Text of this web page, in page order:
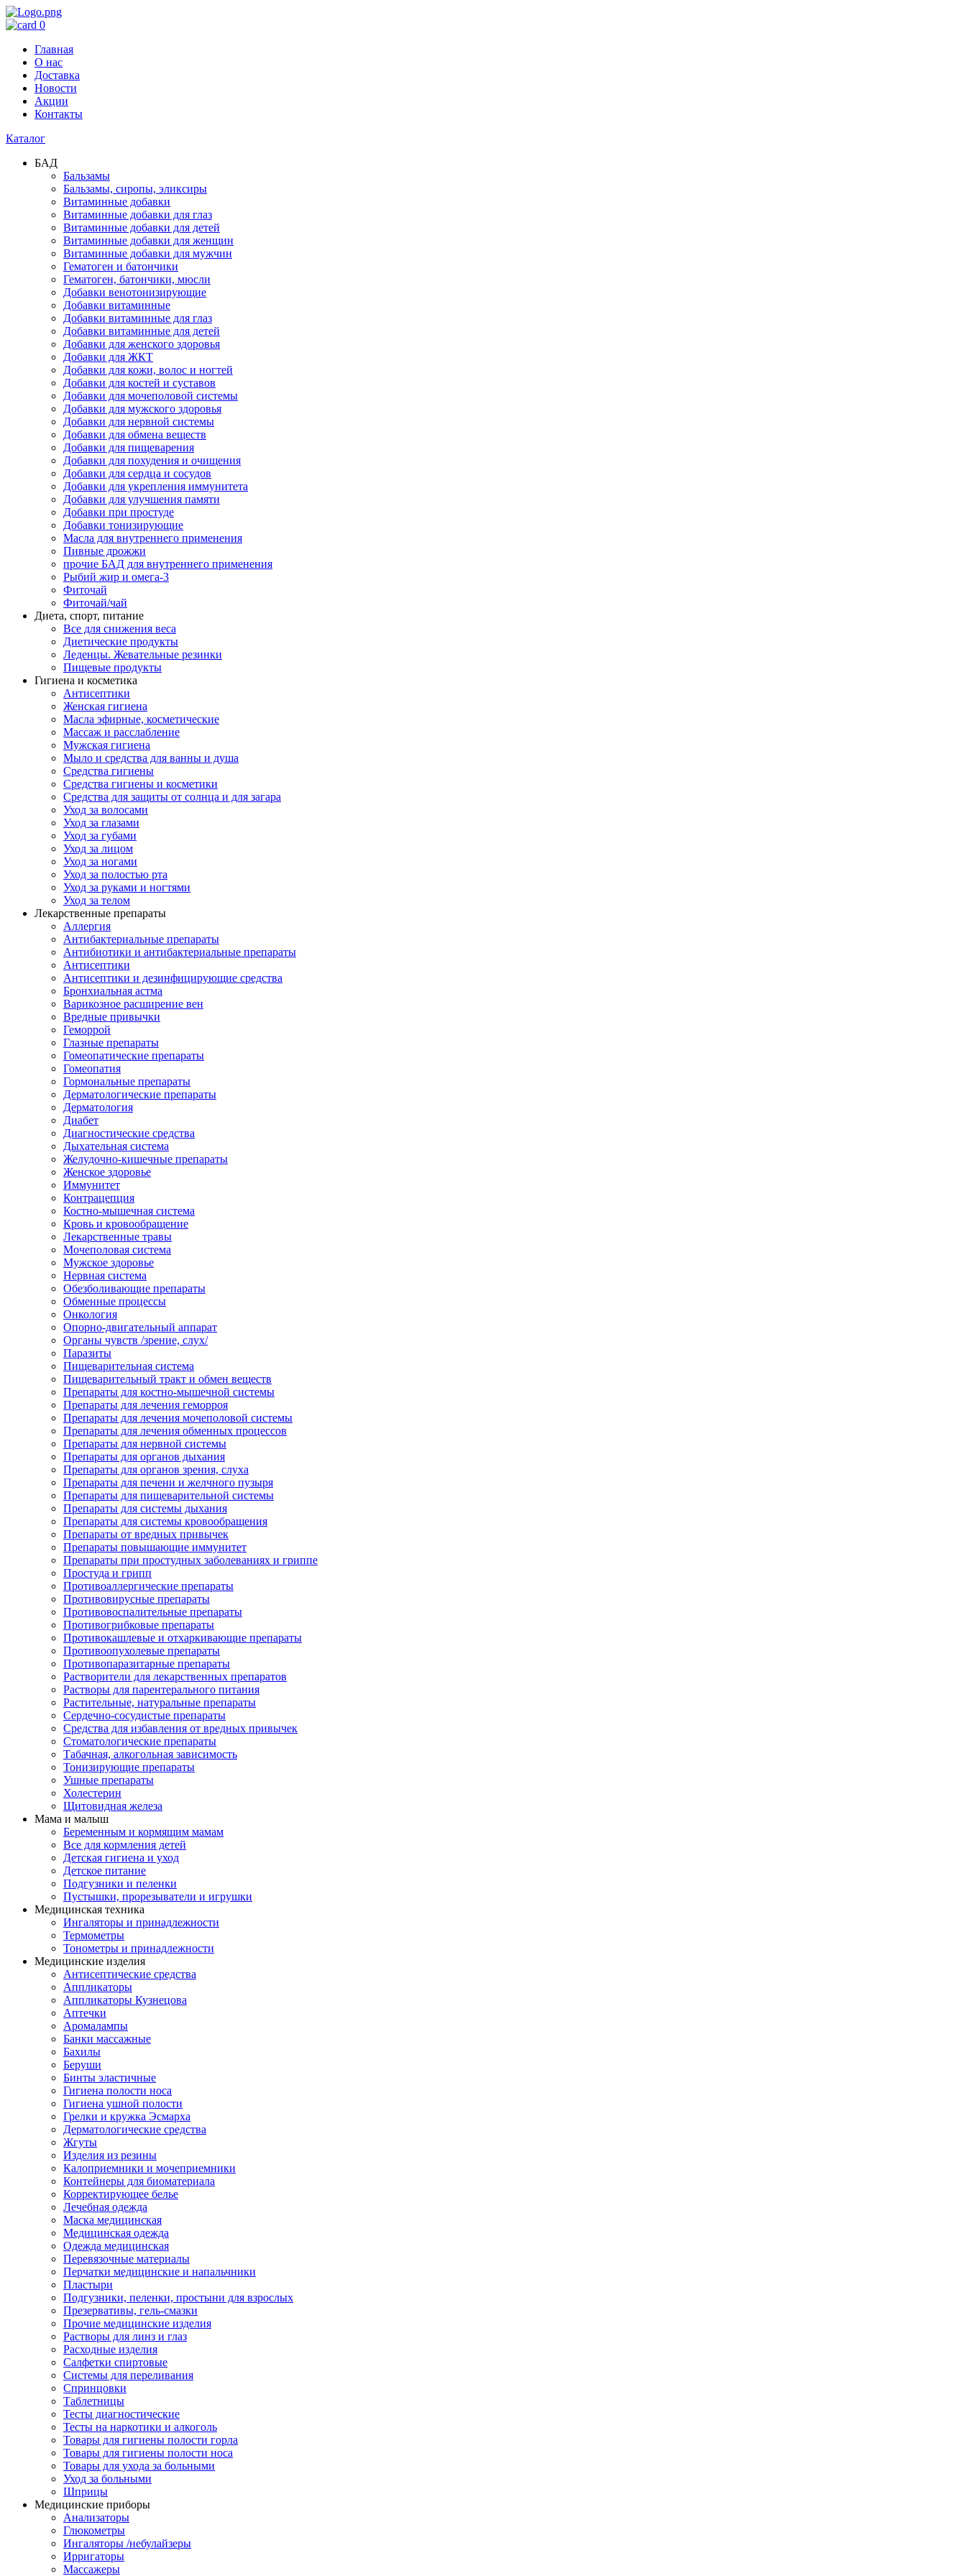
0
Главная
О нас
Доставка
Новости
Акции
Контакты
Каталог
БАД
Бальзамы
Бальзамы, сиропы, эликсиры
Витаминные добавки
Витаминные добавки для глаз
Витаминные добавки для детей
Витаминные добавки для женщин
Витаминные добавки для мужчин
Гематоген и батончики
Гематоген, батончики, мюсли
Добавки венотонизирующие
Добавки витаминные
Добавки витаминные для глаз
Добавки витаминные для детей
Добавки для женского здоровья
Добавки для ЖКТ
Добавки для кожи, волос и ногтей
Добавки для костей и суставов
Добавки для мочеполовой системы
Добавки для мужского здоровья
Добавки для нервной системы
Добавки для обмена веществ
Добавки для пищеварения
Добавки для похудения и очищения
Добавки для сердца и сосудов
Добавки для укрепления иммунитета
Добавки для улучшения памяти
Добавки при простуде
Добавки тонизирующие
Масла для внутреннего применения
Пивные дрожжи
прочие БАД для внутреннего применения
Рыбий жир и омега-3
Фиточай
Фиточай/чай
Диета, спорт, питание
Все для снижения веса
Диетические продукты
Леденцы. Жевательные резинки
Пищевые продукты
Гигиена и косметика
Антисептики
Женская гигиена
Масла эфирные, косметические
Массаж и расслабление
Мужская гигиена
Мыло и средства для ванны и душа
Средства гигиены
Средства гигиены и косметики
Средства для защиты от солнца и для загара
Уход за волосами
Уход за глазами
Уход за губами
Уход за лицом
Уход за ногами
Уход за полостью рта
Уход за руками и ногтями
Уход за телом
Лекарственные препараты
Аллергия
Антибактериальные препараты
Антибиотики и антибактериальные препараты
Антисептики
Антисептики и дезинфицирующие средства
Бронхиальная астма
Варикозное расширение вен
Вредные привычки
Геморрой
Глазные препараты
Гомеопатические препараты
Гомеопатия
Гормональные препараты
Дерматологические препараты
Дерматология
Диабет
Диагностические средства
Дыхательная система
Желудочно-кишечные препараты
Женское здоровье
Иммунитет
Контрацепция
Костно-мышечная система
Кровь и кровообращение
Лекарственные травы
Мочеполовая система
Мужское здоровье
Нервная система
Обезболивающие препараты
Обменные процессы
Онкология
Опорно-двигательный аппарат
Органы чувств /зрение, слух/
Паразиты
Пищеварительная система
Пищеварительный тракт и обмен веществ
Препараты для костно-мышечной системы
Препараты для лечения геморроя
Препараты для лечения мочеполовой системы
Препараты для лечения обменных процессов
Препараты для нервной системы
Препараты для органов дыхания
Препараты для органов зрения, слуха
Препараты для печени и желчного пузыря
Препараты для пищеварительной системы
Препараты для системы дыхания
Препараты для системы кровообращения
Препараты от вредных привычек
Препараты повышающие иммунитет
Препараты при простудных заболеваниях и гриппе
Простуда и грипп
Противоаллергические препараты
Противовирусные препараты
Противовоспалительные препараты
Противогрибковые препараты
Противокашлевые и отхаркивающие препараты
Противоопухолевые препараты
Противопаразитарные препараты
Растворители для лекарственных препаратов
Растворы для парентерального питания
Растительные, натуральные препараты
Сердечно-сосудистые препараты
Средства для избавления от вредных привычек
Стоматологические препараты
Табачная, алкогольная зависимость
Тонизирующие препараты
Ушные препараты
Холестерин
Щитовидная железа
Мама и малыш
Беременным и кормящим мамам
Все для кормления детей
Детская гигиена и уход
Детское питание
Подгузники и пеленки
Пустышки, прорезыватели и игрушки
Медицинская техника
Ингаляторы и принадлежности
Термометры
Тонометры и принадлежности
Медицинские изделия
Антисептические средства
Аппликаторы
Аппликаторы Кузнецова
Аптечки
Аромалампы
Банки массажные
Бахилы
Беруши
Бинты эластичные
Гигиена полости носа
Гигиена ушной полости
Грелки и кружка Эсмарха
Дерматологические средства
Жгуты
Изделия из резины
Калоприемники и мочеприемники
Контейнеры для биоматериала
Корректирующее белье
Лечебная одежда
Маска медицинская
Медицинская одежда
Одежда медицинская
Перевязочные материалы
Перчатки медицинские и напальчники
Пластыри
Подгузники, пеленки, простыни для взрослых
Презервативы, гель-смазки
Прочие медицинские изделия
Растворы для линз и глаз
Расходные изделия
Салфетки спиртовые
Системы для переливания
Спринцовки
Таблетницы
Тесты диагностические
Тесты на наркотики и алкоголь
Товары для гигиены полости горла
Товары для гигиены полости носа
Товары для ухода за больными
Уход за больными
Шприцы
Медицинские приборы
Анализаторы
Глюкометры
Ингаляторы /небулайзеры
Ирригаторы
Массажеры